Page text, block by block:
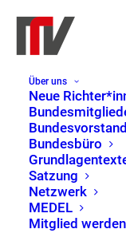
Über uns
Neue
Bundesvorstand
Bundesbüro
Satzung
Netzwerk
MEDEL
Mitglied werden
Die
dem
11. Februar 2022
Bundesvorstand